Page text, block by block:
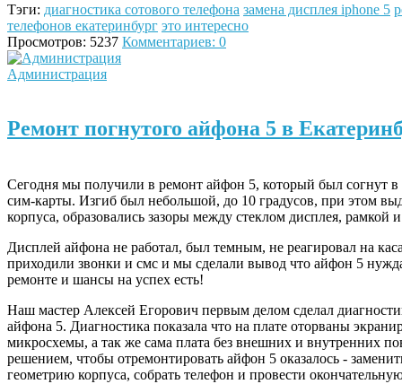
Тэги: диагностика сотового телефона замена дисплея iphone 5
телефонов екатеринбург это интересно
Просмотров: 5237 Комментариев: 0
Администрация
Ремонт погнутого айфона 5 в
Сегодня мы получили в ремонт айфон 5, который был согнут в
сим-карты. Изгиб был небольшой, до 10 градусов, при этом
корпуса, образовались зазоры между стеклом дисплея, рамкой
Дисплей айфона не работал, был темным, не реагировал на
приходили звонки и смс и мы сделали вывод что айфон 5
ремонте и шансы на успех есть!
Наш мастер Алексей Егорович первым делом сделал
айфона 5. Диагностика показала что на плате оторваны
микросхемы, а так же сама плата без внешних и внутренних
решением, чтобы отремонтировать айфон 5 оказалось -
геометрию корпуса, собрать телефон и провести